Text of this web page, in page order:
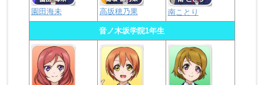
園田海未 高坂穂乃果 南ことり
音ノ木坂学院1年生